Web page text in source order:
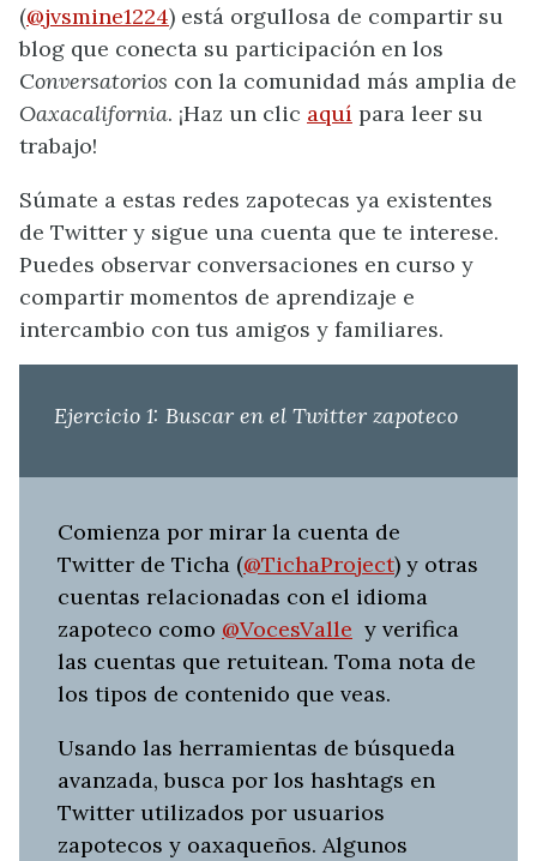
(@jvsmine1224) está orgullosa de compartir su
blog que conecta su participación en los
Conversatorios con la comunidad más amplia de
Oaxacalifornia. ¡Haz un clic aquí para leer su
trabajo!
Súmate a estas redes zapotecas ya existentes
de Twitter y sigue una cuenta que te interese.
Puedes observar conversaciones en curso y
compartir momentos de aprendizaje e
intercambio con tus amigos y familiares.
Ejercicio 1: Buscar en el Twitter zapoteco
Comienza por mirar la cuenta de
Twitter de Ticha (@TichaProject) y otras
cuentas relacionadas con el idioma
zapoteco como @VocesValle y verifica
las cuentas que retuitean. Toma nota de
los tipos de contenido que veas.
Usando las herramientas de búsqueda
avanzada, busca por los hashtags en
Twitter utilizados por usuarios
zapotecos y oaxaqueños. Algunos